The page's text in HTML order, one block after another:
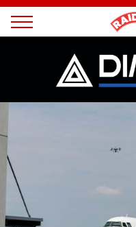
Magazine
Panneau de gestion des